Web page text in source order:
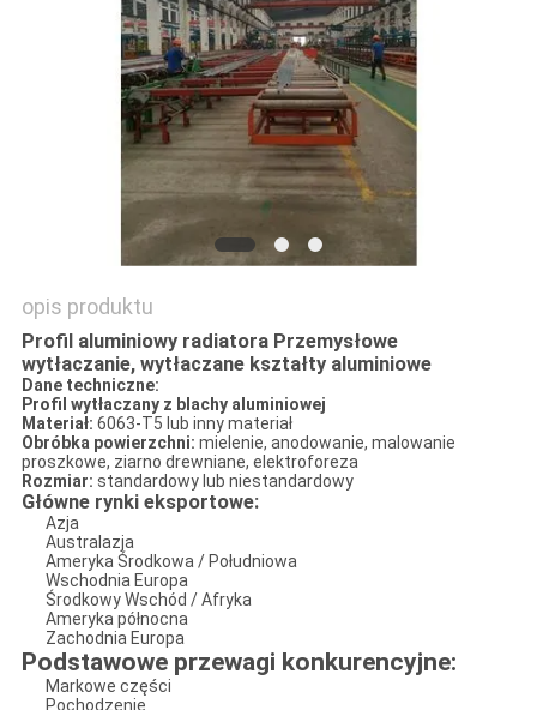
PRIVACY
opis produktu
Profil aluminiowy radiatora Przemysłowe
wytłaczanie, wytłaczane kształty aluminiowe
Dane techniczne:
Profil wytłaczany z blachy aluminiowej
Materiał: 6063-T5 lub inny materiał
Obróbka powierzchni: mielenie, anodowanie, malowanie
proszkowe, ziarno drewniane, elektroforeza
Rozmiar: standardowy lub niestandardowy
Główne rynki eksportowe:
Azja
Australazja
Ameryka Środkowa / Południowa
Wschodnia Europa
Środkowy Wschód / Afryka
Ameryka północna
Zachodnia Europa
Podstawowe przewagi konkurencyjne:
Markowe części
Pochodzenie